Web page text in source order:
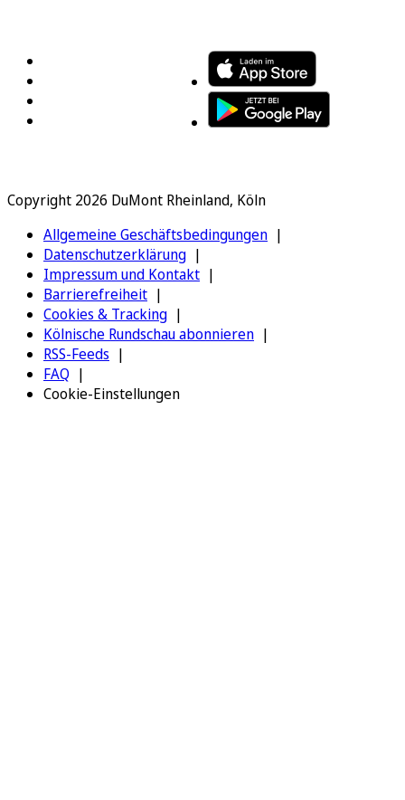
Copyright 2026 DuMont Rheinland, Köln
Allgemeine Geschäftsbedingungen
Datenschutzerklärung
Impressum und Kontakt
Barrierefreiheit
Cookies & Tracking
Kölnische Rundschau abonnieren
RSS-Feeds
FAQ
Cookie-Einstellungen